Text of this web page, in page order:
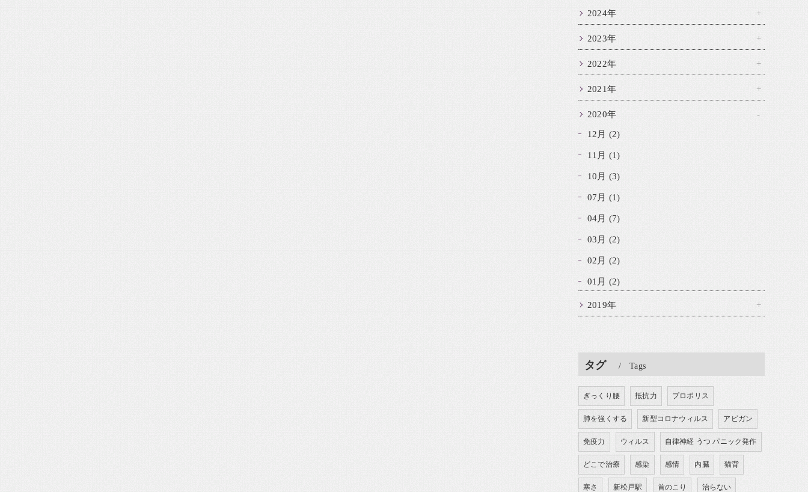
2024年
2023年
2022年
2021年
2020年
12月 (2)
11月 (1)
10月 (3)
07月 (1)
04月 (7)
03月 (2)
02月 (2)
01月 (2)
2019年
タグ Tags
ぎっくり腰 抵抗力 プロポリス
肺を強くする 新型コロナウィルス アビガン
免疫力 ウィルス 自律神経 うつ パニック発作
どこで治療 感染 感情 内臓 猫背
寒さ 新松戸駅 首のこり 治らない